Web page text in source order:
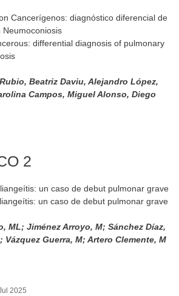
Cancerígenos: diagnóstico diferencial de
Neumoconiosis
differential diagnosis of pulmonary
Beatriz Daviu, Alejandro López,
Campos, Miguel Alonso, Diego
2
un caso de debut pulmonar grave
un caso de debut pulmonar grave
ML; Jiménez Arroyo, M; Sánchez Díaz,
Vázquez Guerra, M; Artero Clemente, M
2025